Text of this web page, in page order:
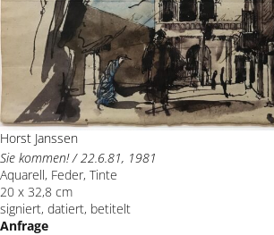
Horst Janssen
Sie kommen! / 22.6.81, 1981
Aquarell, Feder, Tinte
20 x 32,8 cm
signiert, datiert, betitelt
Anfrage